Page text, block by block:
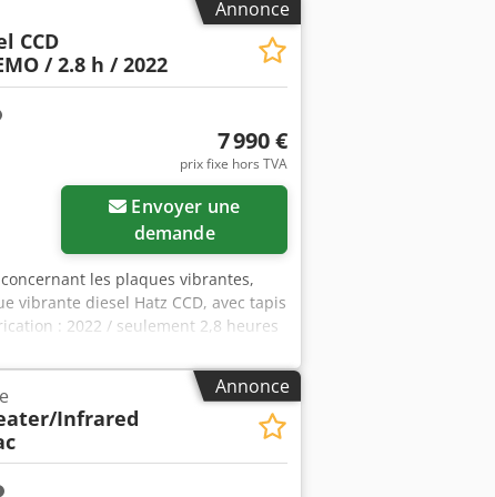
protection + Feu clignotant +
: montée, descente, gauche, droite
avec pompe de remplissage et
par e-mail toutes les nouvelles
fautes de frappe possibles, vente
Annonce
CCD
/ 2.8 h / 2022
7 990 €
prix fixe hors TVA
demande
les plaques vibrantes,
vibrante diesel Hatz CCD, avec tapis
: 2022 / seulement 2,8 heures
immédiatement / en excellent
Moteur : diesel Hatz
: 55 kN Fréquence : 72 Hz
de contrôle de compactage
et sur toute la surface - Les
facile à comprendre et intuitif
25 % grâce à un nombre réduit
Annonce
Infrared